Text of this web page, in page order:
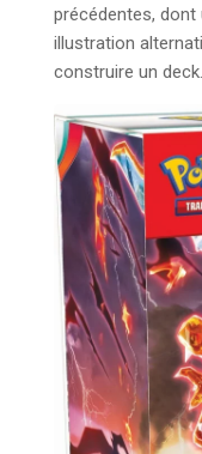
précédentes,
illustration
construire un deck.